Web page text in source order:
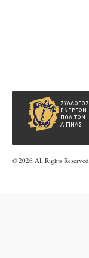
© 2026 All Rights Reserved